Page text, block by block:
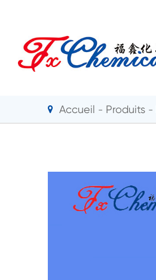
Accueil Produits